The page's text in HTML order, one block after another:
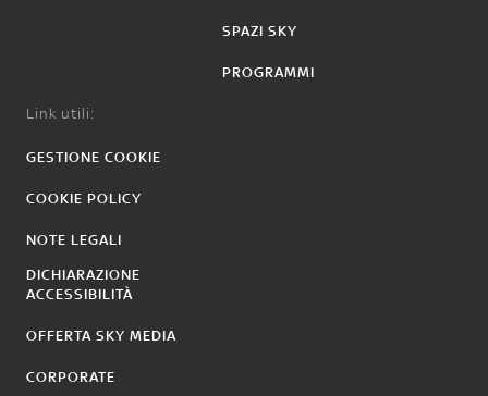
SPAZI SKY
PROGRAMMI
Link utili:
GESTIONE COOKIE
COOKIE POLICY
NOTE LEGALI
DICHIARAZIONE
ACCESSIBILITÀ
OFFERTA SKY MEDIA
CORPORATE